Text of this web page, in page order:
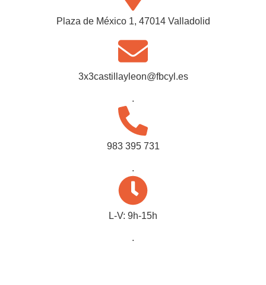
Plaza de México 1, 47014 Valladolid
3x3castillayleon@fbcyl.es
.
983 395 731
.
L-V: 9h-15h
.